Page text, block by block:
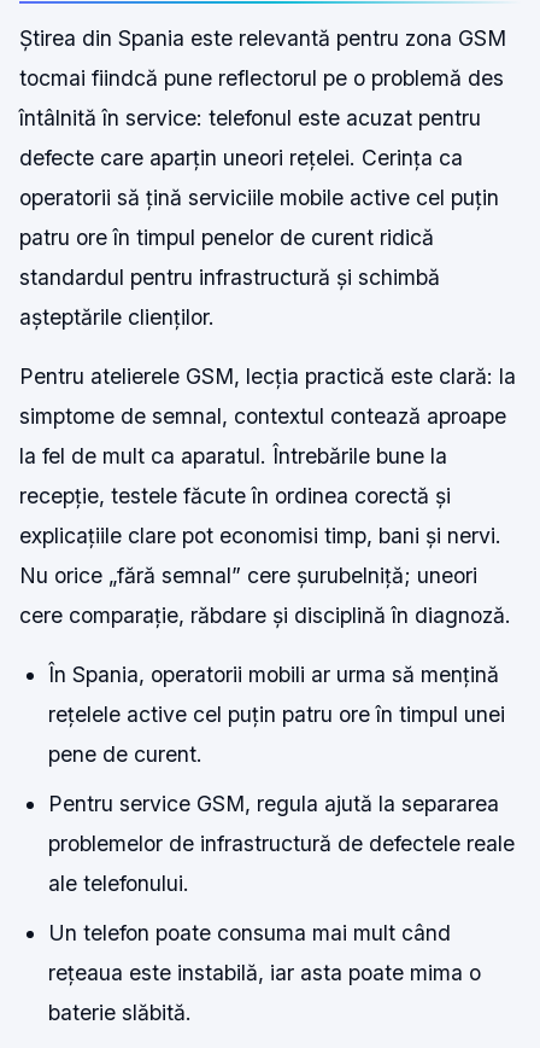
Știrea din Spania este relevantă pentru zona GSM
tocmai fiindcă pune reflectorul pe o problemă des
întâlnită în service: telefonul este acuzat pentru
defecte care aparțin uneori rețelei. Cerința ca
operatorii să țină serviciile mobile active cel puțin
patru ore în timpul penelor de curent ridică
standardul pentru infrastructură și schimbă
așteptările clienților.
Pentru atelierele GSM, lecția practică este clară: la
simptome de semnal, contextul contează aproape
la fel de mult ca aparatul. Întrebările bune la
recepție, testele făcute în ordinea corectă și
explicațiile clare pot economisi timp, bani și nervi.
Nu orice „fără semnal” cere șurubelniță; uneori
cere comparație, răbdare și disciplină în diagnoză.
În Spania, operatorii mobili ar urma să mențină
rețelele active cel puțin patru ore în timpul unei
pene de curent.
Pentru service GSM, regula ajută la separarea
problemelor de infrastructură de defectele reale
ale telefonului.
Un telefon poate consuma mai mult când
rețeaua este instabilă, iar asta poate mima o
baterie slăbită.